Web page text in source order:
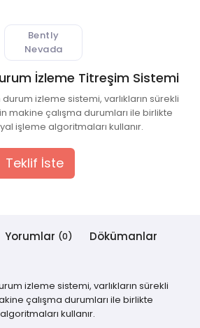
Bently
Nevada
İzleme Titreşim Sistemi
izleme sistemi, varlıkların sürekli
makine çalışma durumları ile birlikte
işleme algoritmaları kullanır.
Teklif İste
Yorumlar (0) Dökümanlar
izleme sistemi, varlıkların sürekli
çalışma durumları ile birlikte
kullanır.